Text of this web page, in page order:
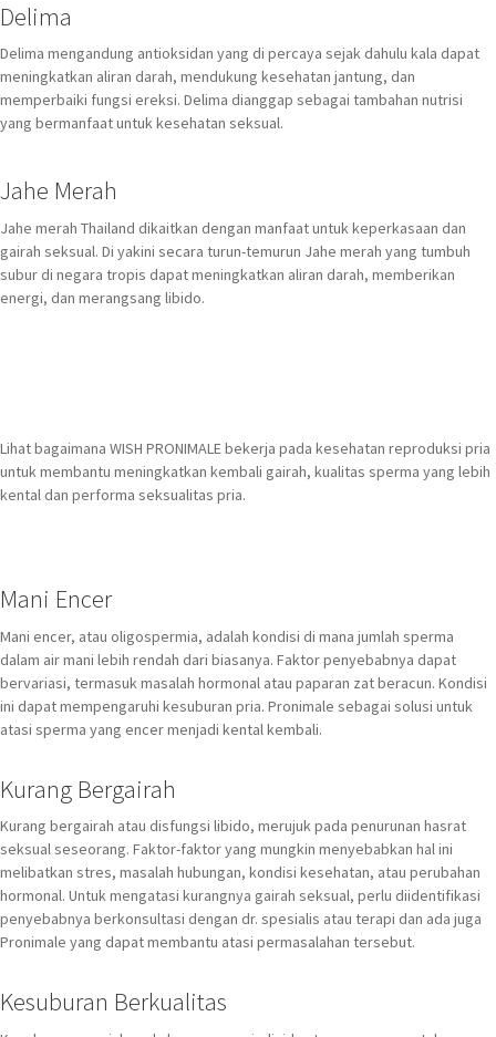
Delima
Delima mengandung antioksidan yang di percaya sejak dahulu kala dapat
meningkatkan aliran darah, mendukung kesehatan jantung, dan
memperbaiki fungsi ereksi. Delima dianggap sebagai tambahan nutrisi
yang bermanfaat untuk kesehatan seksual.
Jahe Merah
Jahe merah Thailand dikaitkan dengan manfaat untuk keperkasaan dan
gairah seksual. Di yakini secara turun-temurun Jahe merah yang tumbuh
subur di negara tropis dapat meningkatkan aliran darah, memberikan
energi, dan merangsang libido.
Lihat bagaimana WISH PRONIMALE bekerja pada kesehatan reproduksi pria
untuk membantu meningkatkan kembali gairah, kualitas sperma yang lebih
kental dan performa seksualitas pria.
Mani Encer
Mani encer, atau oligospermia, adalah kondisi di mana jumlah sperma
dalam air mani lebih rendah dari biasanya. Faktor penyebabnya dapat
bervariasi, termasuk masalah hormonal atau paparan zat beracun. Kondisi
ini dapat mempengaruhi kesuburan pria. Pronimale sebagai solusi untuk
atasi sperma yang encer menjadi kental kembali.
Kurang Bergairah
Kurang bergairah atau disfungsi libido, merujuk pada penurunan hasrat
seksual seseorang. Faktor-faktor yang mungkin menyebabkan hal ini
melibatkan stres, masalah hubungan, kondisi kesehatan, atau perubahan
hormonal. Untuk mengatasi kurangnya gairah seksual, perlu diidentifikasi
penyebabnya berkonsultasi dengan dr. spesialis atau terapi dan ada juga
Pronimale yang dapat membantu atasi permasalahan tersebut.
Kesuburan Berkualitas